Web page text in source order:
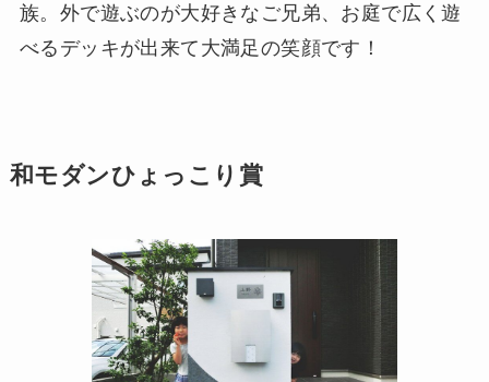
族。外で遊ぶのが大好きなご兄弟、お庭で広く遊
べるデッキが出来て大満足の笑顔です！
和モダンひょっこり賞